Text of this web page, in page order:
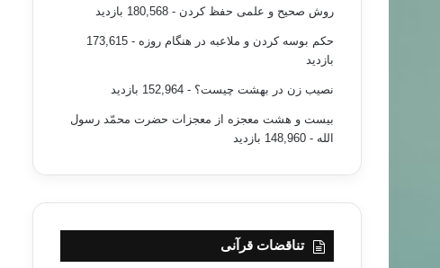
روش صحیح و علمی حفظ کردن - 180,568 بازدید
حکم بوسه کردن و ملاعبه در هنگام روزه
- 173,615
بازدید
نصیب زن در بهشت چیست؟ - 152,964 بازدید
بیست و هشت معجزه از معجزات حضرت محمّد رسول
الله - 148,960 بازدید
تناقضات قرآنی